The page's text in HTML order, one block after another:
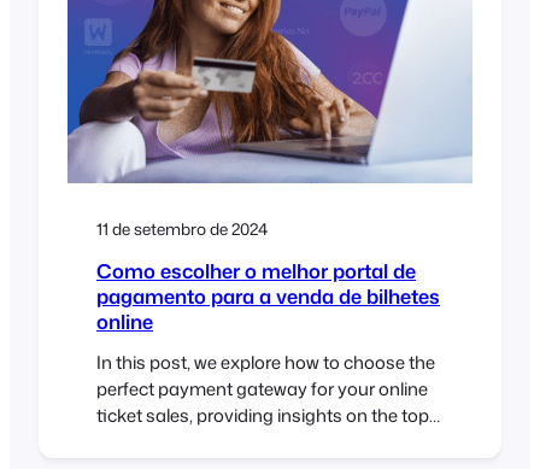
11 de setembro de 2024
Como escolher o melhor portal de
pagamento para a venda de bilhetes
online
In this post, we explore how to choose the
perfect payment gateway for your online
ticket sales, providing insights on the top